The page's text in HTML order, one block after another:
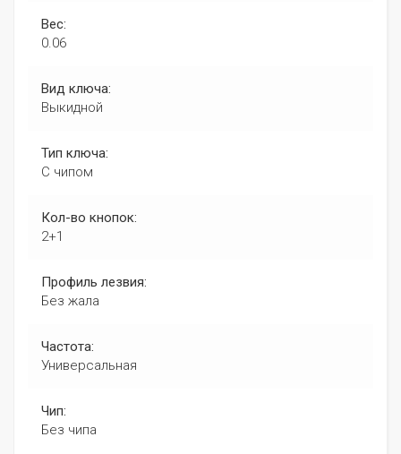
Вес:
0.06
Вид ключа:
Выкидной
Тип ключа:
С чипом
Кол-во кнопок:
2+1
Профиль лезвия:
Без жала
Частота:
Универсальная
Чип:
Без чипа